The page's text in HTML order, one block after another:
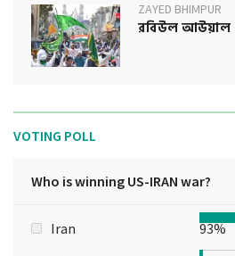
ZAYED BHIMPUR
রবিউল আউয়াল
VOTING POLL
Who is winning US-IRAN war?
Iran 93%